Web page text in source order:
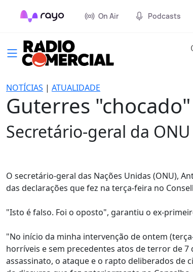
On Air Podcasts
NOTÍCIAS | ATUALIDADE
Guterres
Secretário-geral da
O secretário-geral das Nações Unidas (ONU),
das declarações que fez na terça-feira no
"Isto é falso. Foi o oposto", garantiu o ex-
"No início da minha intervenção de ontem
horríveis e sem precedentes atos de terror de
assassinato, o ataque e o rapto deliberados de